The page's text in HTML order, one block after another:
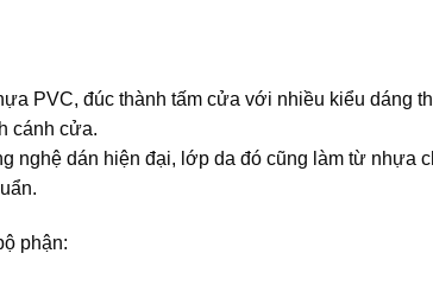
PVC, đúc thành tấm cửa với nhiều kiểu dáng
cánh cửa.
nghệ dán hiện đại, lớp da đó cũng làm từ nhựa
phận: